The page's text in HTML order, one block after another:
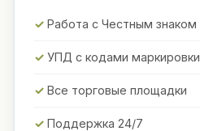
Работа с Честным знаком
УПД с кодами маркировки
Все торговые площадки
Поддержка 24/7